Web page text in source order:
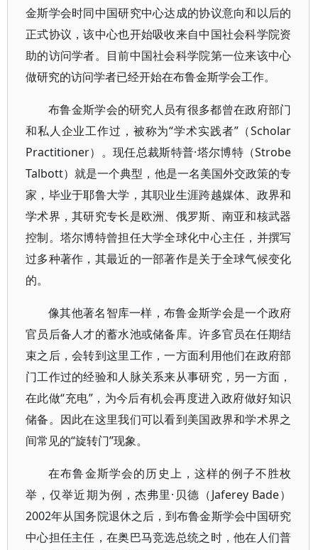
金斯学会时同中国研究中心达成的协议意向和以后的
正式协议，该中心也开始吸收来自中国社会科学院资
助的访问学者。目前中国社会科学院第一位来该中心
做研究的访问学者已经开始在布鲁金斯学会工作。
布鲁金斯学会的研究人员有很多都曾在政府部门
和私人企业工作过，被称为“学术实践者”（Scholar
Practitioner）。现任总裁斯特普·塔尔博特（Strobe
Talbott）就是一个典型，他是一名美国外交政策的专
家，毕业于耶鲁大学，其职业生涯跨越媒体、政界和
学术界，其研究专长是欧洲、俄罗斯、南亚和核武器
控制。塔尔博特曾担任大学全球化中心主任，并撰写
过多种著作，其最近的一部著作是关于全球气候变化
的。
像其他著名智库一样，布鲁金斯学会是一个政府
官员后备人才的蓄水池或储备库。许多官员在任期结
束之后，会转到这里工作，一方面利用他们在政府部
门工作过的经验和人脉关系来从事研究，另一方面，
在此做“充电”，为今后有机会再度进入政府做好知识
储备。因此在这里我们可以看到美国政界和学术界之
间常见的“旋转门”现象。
在布鲁金斯学会的历史上，这样的例子不胜枚
举，仅举近期为例，杰弗里·贝德（Jaferey Bade）
2002年从国务院退休之后，到布鲁金斯学会中国研究
中心担任主任，在奥巴马竞选总统之时，他在人们普